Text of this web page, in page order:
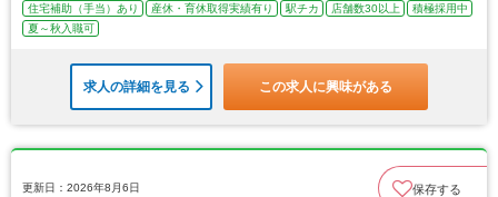
住宅補助（手当）あり
産休・育休取得実績有り 駅チカ 店舗数30以上
積極採用中
夏～秋入職可
求人の詳細を見る この求人に興味がある
更新日：2026年8月6日 保存する